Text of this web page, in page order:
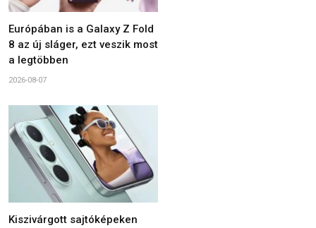
Európában is a Galaxy Z Fold
8 az új sláger, ezt veszik most
a legtöbben
2026-08-07
Kiszivárgott sajtóképeken